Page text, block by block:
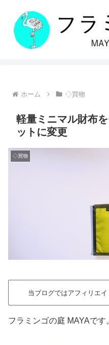
ホーム ◇買物
軽量ミニマル財布
ットに変更
◇買物
当ブログではアフィリエ
フラミンゴの庭 MAYAです